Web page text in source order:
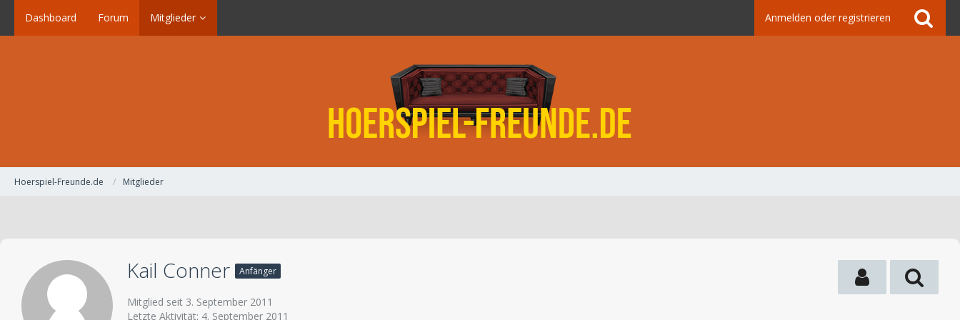
Dashboard Forum Mitglieder Anmelden oder registrieren
Hoerspiel-Freunde.de Mitglieder
Kail Conner Anfänger
Mitglied seit 3. September 2011
Letzte Aktivität: 4. September 2011